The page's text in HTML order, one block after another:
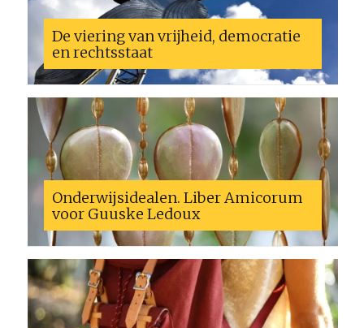
De viering van vrijheid, democratie
en rechtsstaat
Onderwijsidealen. Liber Amicorum
voor Guuske Ledoux